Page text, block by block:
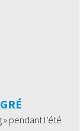
pendant l’été